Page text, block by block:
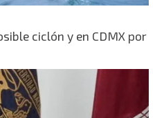
ciclón y en CDMX por